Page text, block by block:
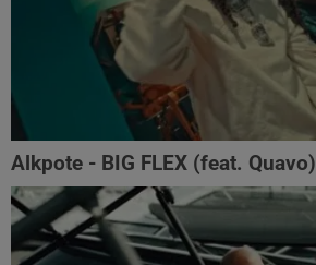
Alkpote - BIG FLEX (feat. Quavo)